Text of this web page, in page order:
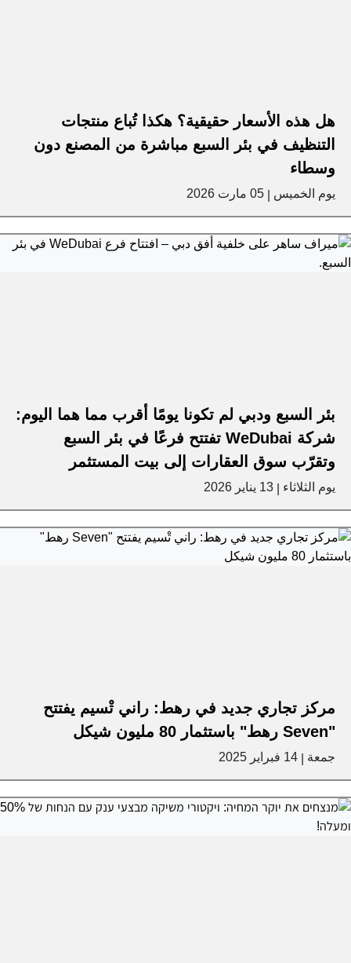
هل هذه الأسعار حقيقية؟ هكذا تُباع منتجات
التنظيف في بئر السبع مباشرة من المصنع دون
وسطاء
يوم الخميس 05 مارت 2026
بئر السبع ودبي لم تكونا يومًا أقرب مما هما اليوم:
شركة WeDubai تفتتح فرعًا في بئر السبع
وتقرّب سوق العقارات إلى بيت المستثمر
يوم الثلاثاء 13 يناير 2026
مركز تجاري جديد في رهط: راني تْسيم يفتتح
"Seven رهط" باستثمار 80 مليون شيكل
جمعة 14 فبراير 2025